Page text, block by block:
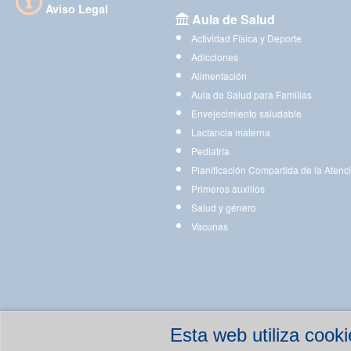
Esta web utiliza
Aviso Legal
Aula de Salud
Actividad Física y Deporte
Adicciones
Alimentación
Aula de Salud para Familias
Envejecimiento saludable
Lactancia materna
Pediatría
Planificación Compartida de la
Primeros auxilios
Salud y género
Vacunas